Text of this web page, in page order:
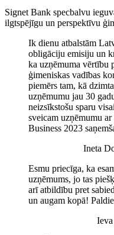
Signet Bank specbalvu
ilgtspējīgu un perspektīvu
Ik dienu atbalstām
obligāciju emisiju un
ka uzņēmuma vērtību
ģimeniskas vadības
piemērs tam, kā
uzņēmumu jau 30
neizsīkstošu sparu
sveicam uzņēmumu
Business 2023
Ineta
Esmu priecīga, ka
uzņēmums, jo tas
arī atbildību pret
un augam kopā!